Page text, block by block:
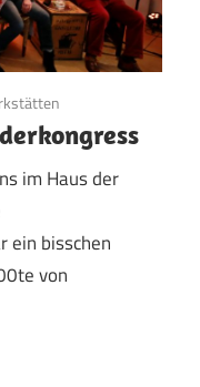
im Haus der
ein bisschen
von